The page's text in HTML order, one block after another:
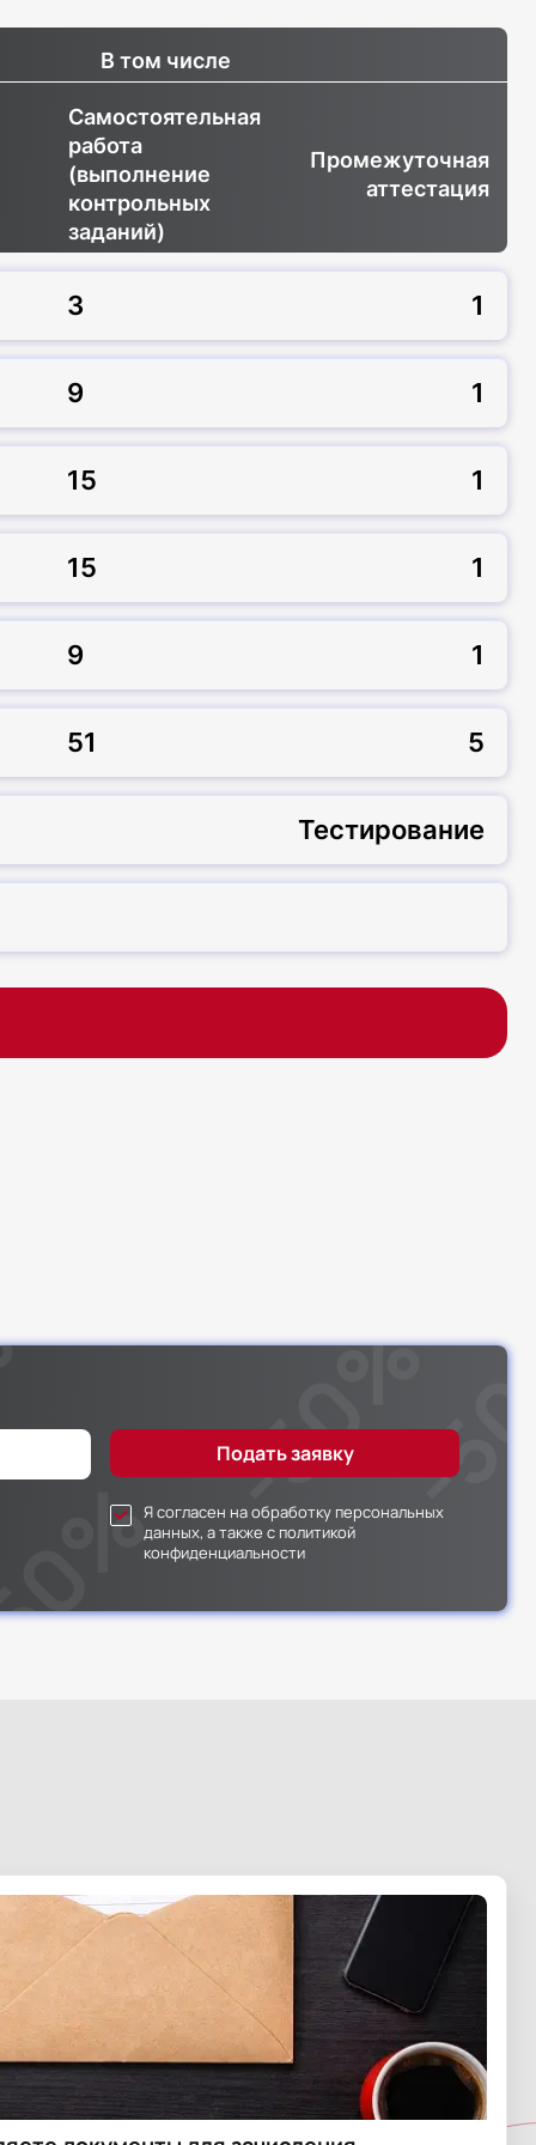
В том числе
Самостоятельная
работа
(выполнение
контрольных
заданий)
Промежуточная
аттестация
3 1
9 1
15 1
15 1
9 1
51 5
Тестирование
Я согласен на обработку персональных
данных, а также с политикой
конфиденциальности